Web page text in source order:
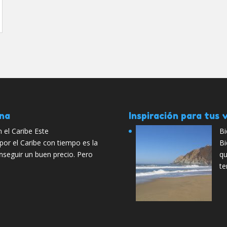
el Caribe Este
el Caribe con tiempo es la
un buen precio. Pero
Inspiración para tus